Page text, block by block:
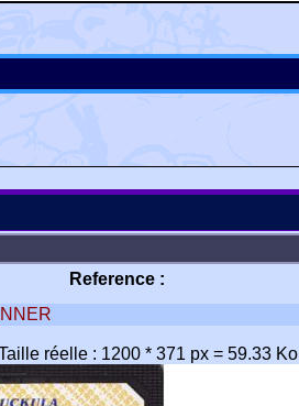
Reference :
réelle : 1200 * 371 px = 59.33 Ko